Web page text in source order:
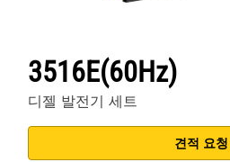
3516E(60Hz)
디젤 발전기 세트
견적 요청